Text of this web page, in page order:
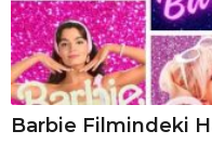
Barbie Filmindeki